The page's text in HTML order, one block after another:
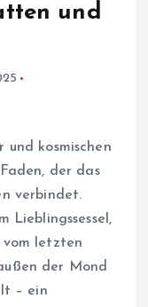
und
kosmischen
der das
verbindet.
Lieblingssessel,
vom letzten
der Mond
– ein